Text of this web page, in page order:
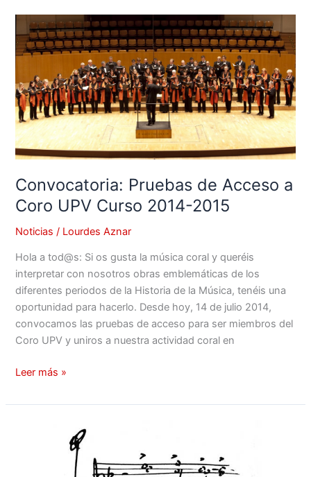
Convocatoria: Pruebas de Acceso a
Coro UPV Curso 2014-2015
Noticias / Lourdes Aznar
Hola a tod@s: Si os gusta la música coral y queréis
interpretar con nosotros obras emblemáticas de los
diferentes periodos de la Historia de la Música, tenéis una
oportunidad para hacerlo. Desde hoy, 14 de julio 2014,
convocamos las pruebas de acceso para ser miembros del
Coro UPV y uniros a nuestra actividad coral en
Convocatoria:
Pruebas
de
Acceso
a
Coro
UPV
Curso
2014-
Leer más »